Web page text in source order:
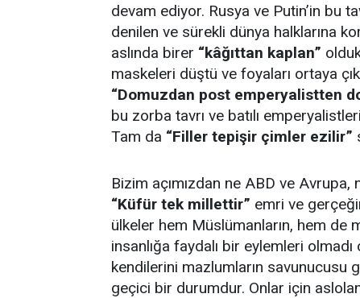
devam ediyor. Rusya ve Putin’in bu
denilen ve sürekli dünya halklarına
aslında birer “kâğıttan kaplan”
maskeleri düştü ve foyaları ortaya
“Domuzdan post emperyalistten
bu zorba tavrı ve batılı
Tam da “Filler tepişir çimler ezilir”
Bizim açımızdan ne ABD ve
“Küfür tek millettir” emri ve
ülkeler hem Müslümanların, hem de
insanlığa faydalı bir eylemleri
kendilerini mazlumların
geçici bir durumdur. Onlar için